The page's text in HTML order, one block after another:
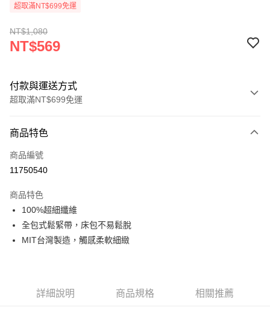
超取滿NT$699免運
NT$1,080
NT$569
付款與運送方式
超取滿NT$699免運
信用卡一次付款
信用卡分期付款
合作金庫商業銀行
華南商業銀行
上海商業儲蓄銀行
國泰世華商業銀行
元大商業銀行
永豐商業銀行
超商取貨付款
LINE Pay
Google Pay
商品特色
商品編號
11750540
商品特色
100%超細纖維
全包式鬆緊帶，床包不易鬆脫
MIT台灣製造，觸感柔軟細緻
詳細說明 商品規格 相關推薦